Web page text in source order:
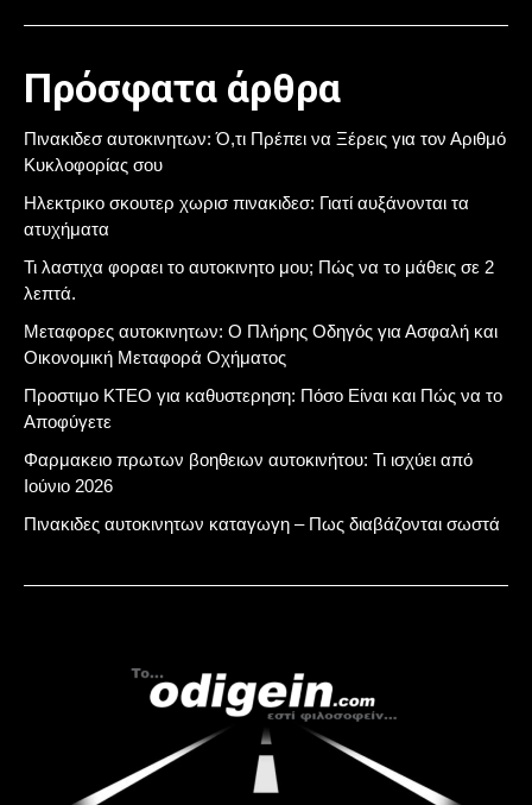
Πρόσφατα άρθρα
Πινακιδεσ αυτοκινητων: Ό,τι Πρέπει να Ξέρεις για τον Αριθμό
Κυκλοφορίας σου
Ηλεκτρικο σκουτερ χωρισ πινακιδεσ: Γιατί αυξάνονται τα
ατυχήματα
Τι λαστιχα φοραει το αυτοκινητο μου; Πώς να το μάθεις σε 2
λεπτά.
Μεταφορες αυτοκινητων: Ο Πλήρης Οδηγός για Ασφαλή και
Οικονομική Μεταφορά Οχήματος
Προστιμο ΚΤΕΟ για καθυστερηση: Πόσο Είναι και Πώς να το
Αποφύγετε
Φαρμακειο πρωτων βοηθειων αυτοκινήτου: Τι ισχύει από
Ιούνιο 2026
Πινακιδες αυτοκινητων καταγωγη – Πως διαβάζονται σωστά